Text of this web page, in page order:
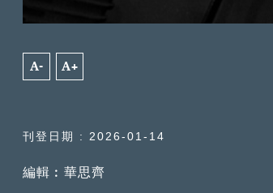
A- A+
刊登日期 : 2026-01-14
編輯︰華思齊